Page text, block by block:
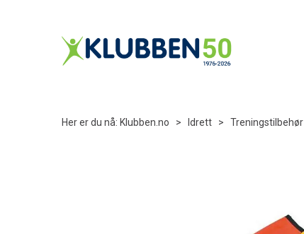
Her er du nå: Klubben.no > Idrett > Treningstilbehør